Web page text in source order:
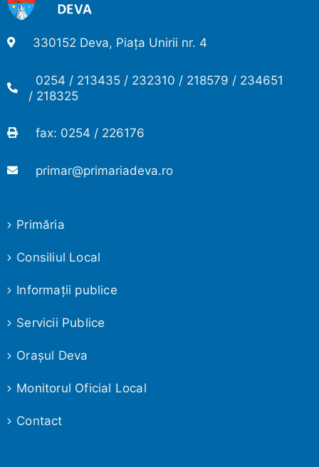
330152 Deva, Piața Unirii nr. 4
0254 / 213435 / 232310 / 218579 / 234651
/ 218325
fax: 0254 / 226176
primar@primariadeva.ro
Primăria
Consiliul Local
Informaţii publice
Servicii Publice
Oraşul Deva
Monitorul Oficial Local
Contact